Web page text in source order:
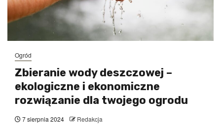
Ogród
Zbieranie wody deszczowej –
ekologiczne i ekonomiczne
rozwiązanie dla twojego ogrodu
7 sierpnia 2024 Redakcja